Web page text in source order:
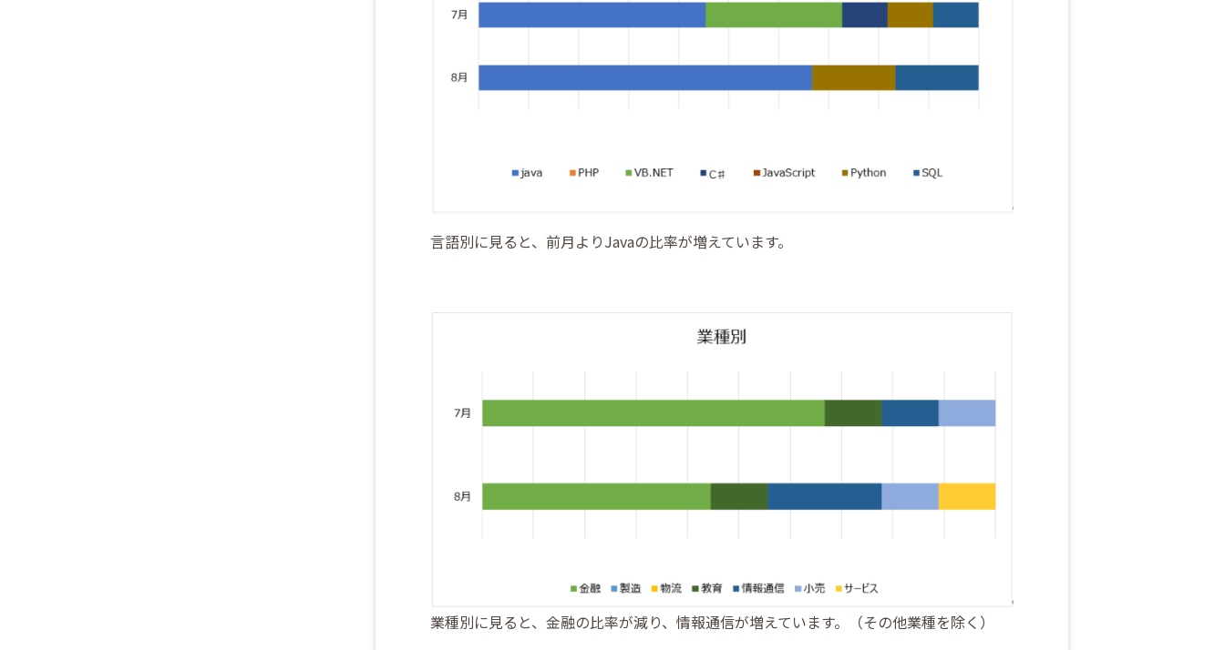
言語別に見ると、前月よりJavaの比率が増えています。
業種別に見ると、金融の比率が減り、情報通信が増えています。（その他業種を除く）